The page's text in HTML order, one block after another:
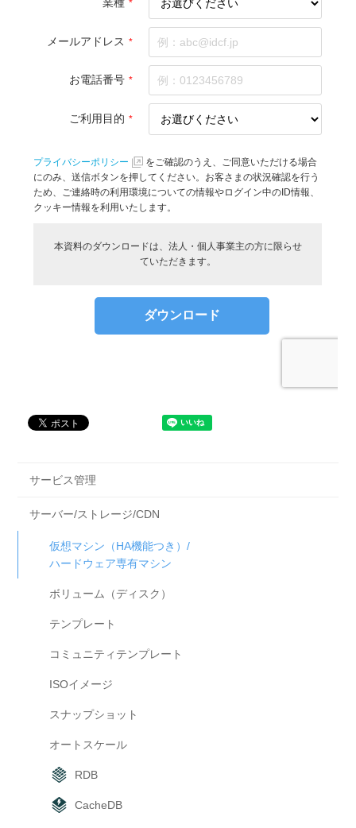
サービス管理
サーバー/ストレージ/CDN
仮想マシン（HA機能つき）/
ハードウェア専有マシン
ボリューム（ディスク）
テンプレート
コミュニティテンプレート
ISOイメージ
スナップショット
オートスケール
RDB
CacheDB